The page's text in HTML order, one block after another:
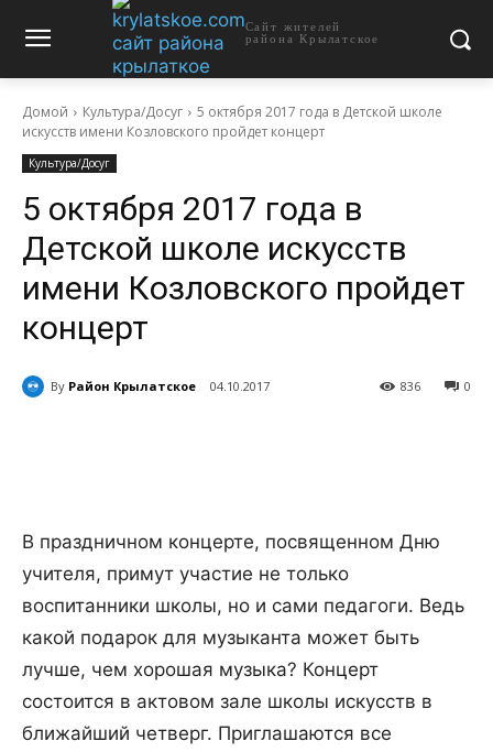
Сайт жителей
района Крылатское
Домой Культура/Досуг
5 октября 2017 года в Детской школе
искусств имени Козловского пройдет концерт
Культура/Досуг
5 октября 2017 года в
Детской школе искусств
имени Козловского пройдет
концерт
By Район Крылатское 04.10.2017 0
836
В праздничном концерте, посвященном Дню
учителя, примут участие не только
воспитанники школы, но и сами педагоги. Ведь
какой подарок для музыканта может быть
лучше, чем хорошая музыка? Концерт
состоится в актовом зале школы искусств в
ближайший четверг. Приглашаются все